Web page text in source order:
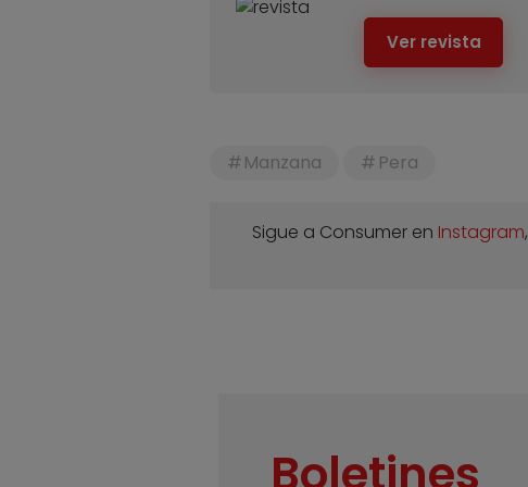
Ver revista
Manzana Pera
Sigue a Consumer en Instagram,